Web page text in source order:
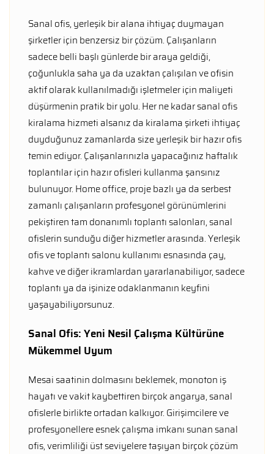
Sanal ofis, yerleşik bir alana ihtiyaç duymayan
şirketler için benzersiz bir çözüm. Çalışanların
sadece belli başlı günlerde bir araya geldiği,
çoğunlukla saha ya da uzaktan çalışılan ve ofisin
aktif olarak kullanılmadığı işletmeler için maliyeti
düşürmenin pratik bir yolu. Her ne kadar sanal ofis
kiralama hizmeti alsanız da kiralama şirketi ihtiyaç
duyduğunuz zamanlarda size yerleşik bir hazır ofis
temin ediyor. Çalışanlarınızla yapacağınız haftalık
toplantılar için hazır ofisleri kullanma şansınız
bulunuyor. Home office, proje bazlı ya da serbest
zamanlı çalışanların profesyonel görünümlerini
pekiştiren tam donanımlı toplantı salonları, sanal
ofislerin sunduğu diğer hizmetler arasında. Yerleşik
ofis ve toplantı salonu kullanımı esnasında çay,
kahve ve diğer ikramlardan yararlanabiliyor, sadece
toplantı ya da işinize odaklanmanın keyfini
yaşayabiliyorsunuz.
Sanal Ofis: Yeni Nesil Çalışma Kültürüne
Mükemmel Uyum
Mesai saatinin dolmasını beklemek, monoton iş
hayatı ve vakit kaybettiren birçok angarya, sanal
ofislerle birlikte ortadan kalkıyor. Girişimcilere ve
profesyonellere esnek çalışma imkanı sunan sanal
ofis, verimliliği üst seviyelere taşıyan birçok çözüm